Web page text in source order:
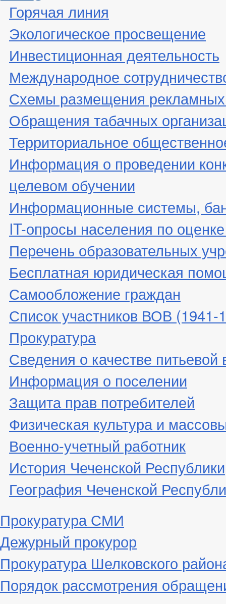
Горячая линия
Экологическое просвещение
Инвестиционная деятельность
Международное
Схемы размещения рекламных
Обращения табачных
Территориальное
Информация о проведении
целевом обучении
Информационные системы,
IT-опросы населения по
Перечень образовательных
Бесплатная юридическая
Самообложение граждан
Список участников ВОВ (1941-
Прокуратура
Сведения о качестве питьевой
Информация о поселении
Защита прав потребителей
Физическая культура и
Военно-учетный работник
История Чеченской Республики
География Чеченской
Прокуратура СМИ
Дежурный прокурор
Прокуратура Шелковского
Порядок рассмотрения